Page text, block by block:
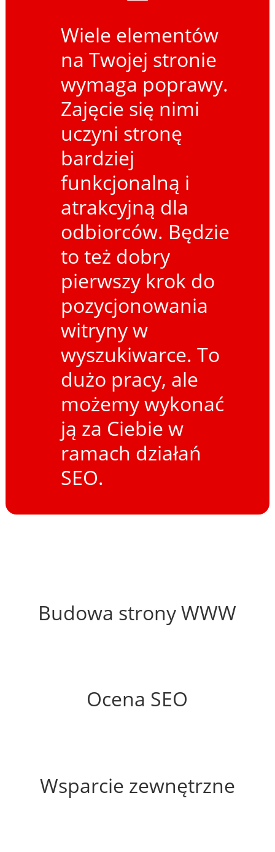
Wiele elementów
na Twojej stronie
wymaga poprawy.
Zajęcie się nimi
uczyni stronę
bardziej
funkcjonalną i
atrakcyjną dla
odbiorców. Będzie
to też dobry
pierwszy krok do
pozycjonowania
witryny w
wyszukiwarce. To
dużo pracy, ale
możemy wykonać
ją za Ciebie w
ramach działań
SEO.
Budowa strony WWW
Ocena SEO
Wsparcie zewnętrzne